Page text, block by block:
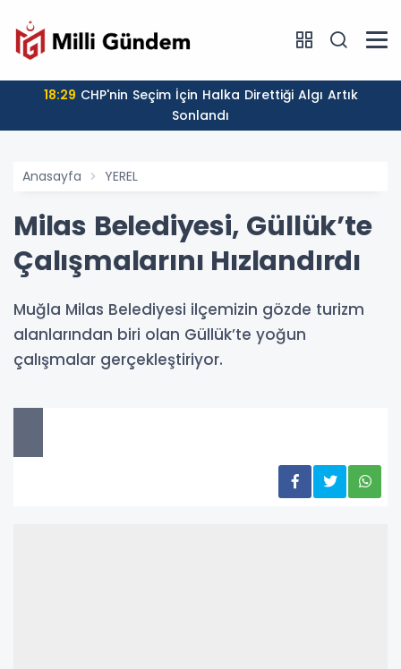
18:29
Sonlandı
Anasayfa YEREL
Milas Belediyesi, Güllük’te
Çalışmalarını Hızlandırdı
Muğla Milas Belediyesi ilçemizin gözde turizm
alanlarından biri olan Güllük’te yoğun
çalışmalar gerçekleştiriyor.